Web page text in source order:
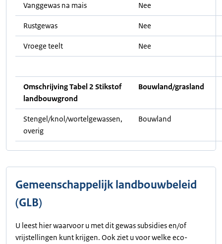
Vanggewas na mais Nee
Rustgewas Nee
Vroege teelt Nee
Omschrijving Tabel 2 Stikstof
landbouwgrond
Bouwland/grasland
Stengel/knol/wortelgewassen,
overig
Bouwland
Gemeenschappelijk landbouwbeleid
(GLB)
U leest hier waarvoor u met dit gewas subsidies en/of
vrijstellingen kunt krijgen. Ook ziet u voor welke eco-